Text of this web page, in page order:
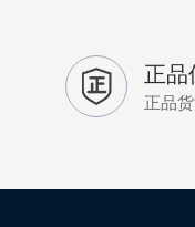
正品
正品